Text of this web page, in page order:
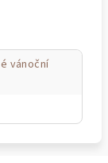
vánoční